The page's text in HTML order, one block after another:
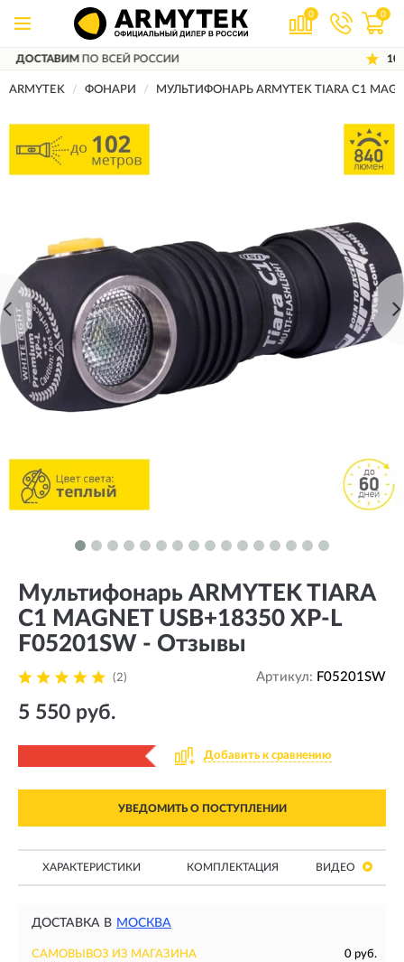
0 0
РОССИИ ГАРАНТИЯ
ARMYTEK ФОНАРИ МУЛЬТИФОНАРЬ ARMYTEK TIARA C1
Мультифонарь ARMYTEK TIARA
C1 MAGNET USB+18350 XP-L
F05201SW - Отзывы
(2) Артикул: F05201SW
5 550 руб.
Добавить к сравнению
УВЕДОМИТЬ О ПОСТУПЛЕНИИ
ХАРАКТЕРИСТИКИ КОМПЛЕКТАЦИЯ ВИДЕО
ДОСТАВКА В МОСКВА
САМОВЫВОЗ ИЗ МАГАЗИНА
0 руб.